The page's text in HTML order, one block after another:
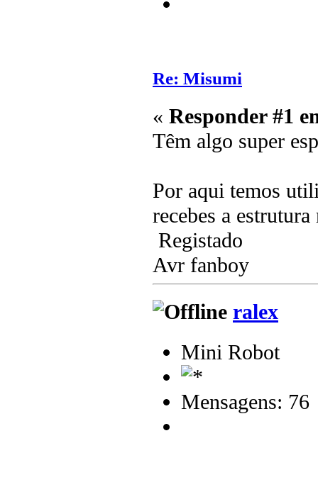
Re: Misumi
« Responder #1
Têm algo super
Por aqui temos
recebes a estrutura
Registado
Avr fanboy
ralex
Mini Robot
Mensagens: 76